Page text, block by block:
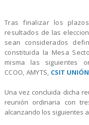
Tras finalizar los
resultados de las
sean considerados
constituida la Mesa
misma las siguientes
CCOO, AMYTS, CSIT
Una vez concluida dicha
reunión ordinaria con
alcanzando los siguientes